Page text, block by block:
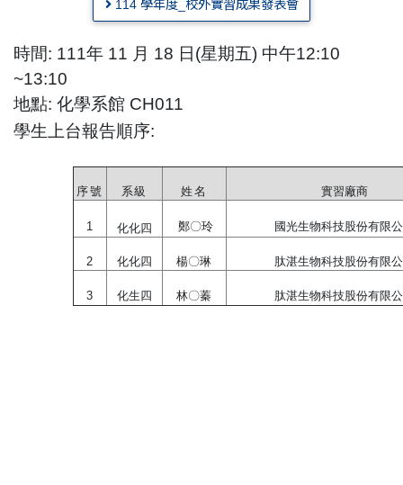
114 學年度_校外實習成果發表會
時間: 111年 11 月 18 日(星期五) 中午12:10
~13:10
地點: 化學系館 CH011
學生上台報告順序:
序號 系級 姓名 實習廠商
1 化化四 鄭〇玲 國光生物科技股份有限
2 化化四 楊〇琳 肽湛生物科技股份有限
3 化生四 林〇蓁 肽湛生物科技股份有限